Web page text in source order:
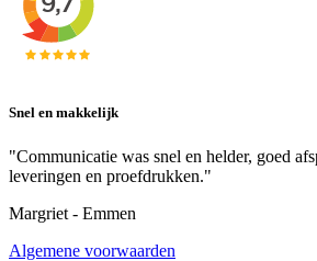
Snel en makkelijk
"Communicatie was snel en helder, goed
leveringen en proefdrukken."
Margriet - Emmen
Algemene voorwaarden